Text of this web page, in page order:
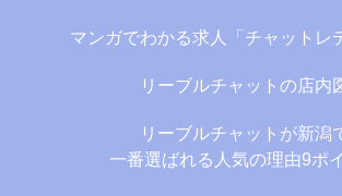
マンガでわかる求人「チャットレ
リーブルチャットの店内
リーブルチャットが新潟
一番選ばれる人気の理由9ポ